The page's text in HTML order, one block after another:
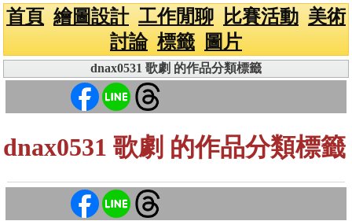
首頁 繪圖設計 工作閒聊 比賽活動 美術
討論 標籤 圖片
dnax0531 歌劇 的作品分類標籤
dnax0531 歌劇 的作品分類標籤